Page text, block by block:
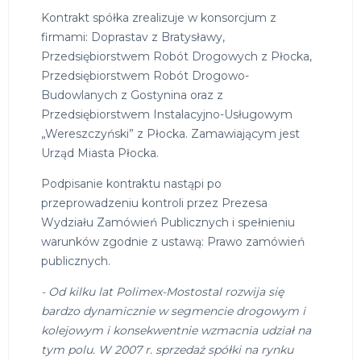
Kontrakt spółka zrealizuje w konsorcjum z
firmami: Doprastav z Bratysławy,
Przedsiębiorstwem Robót Drogowych z Płocka,
Przedsiębiorstwem Robót Drogowo-
Budowlanych z Gostynina oraz z
Przedsiębiorstwem Instalacyjno-Usługowym
„Wereszczyński” z Płocka. Zamawiającym jest
Urząd Miasta Płocka.
Podpisanie kontraktu nastąpi po
przeprowadzeniu kontroli przez Prezesa
Wydziału Zamówień Publicznych i spełnieniu
warunków zgodnie z ustawą: Prawo zamówień
publicznych.
- Od kilku lat Polimex-Mostostal rozwija się
bardzo dynamicznie w segmencie drogowym i
kolejowym i konsekwentnie wzmacnia udział na
tym polu. W 2007 r. sprzedaż spółki na rynku